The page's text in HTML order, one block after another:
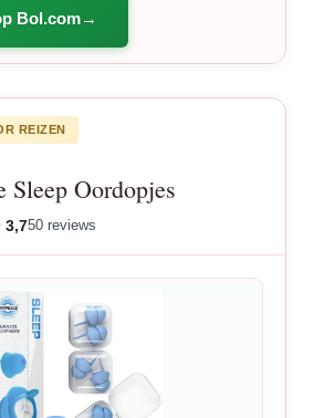
Bol.com
REIZEN
Sleep Oordopjes
3,750 reviews